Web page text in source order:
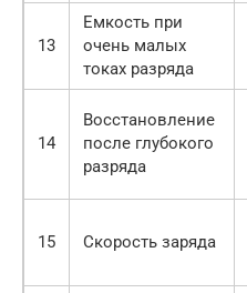
13
Емкость при
очень малых
токах разряда
14
Восстановление
после глубокого
разряда
15 Скорость заряда